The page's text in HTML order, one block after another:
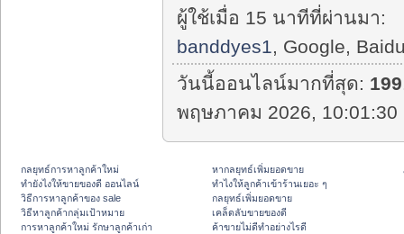
ผู้ใช้เมื่อ 15 นาทีที่ผ่านมา:
banddyes1, Google,
วันนี้ออนไลน์มากที่สุด: 199
พฤษภาคม 2026, 10:01:30
กลยุทธ์การหาลูกค้าใหม่
ทํายังไงให้ขายของดี ออนไลน์
วิธีการหาลูกค้าของ sale
วิธีหาลูกค้ากลุ่มเป้าหมาย
การหาลูกค้าใหม่ รักษาลูกค้าเก่า
หากลยุทธ์เพิ่มยอดขาย
ทําไงให้ลูกค้าเข้าร้านเยอะ ๆ
กลยุทธ์เพิ่มยอดขาย
เคล็ดลับขายของดี
ค้าขายไม่ดีทำอย่างไรดี